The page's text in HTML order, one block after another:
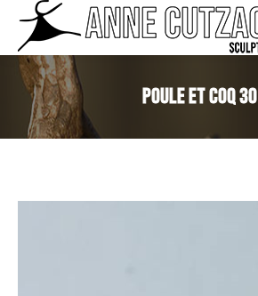
Poule et Coq 30